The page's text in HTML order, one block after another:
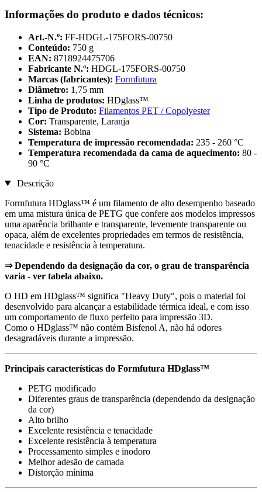
Informações do produto e dados técnicos:
Art.-N.º: FF-HDGL-175FORS-00750
Conteúdo: 750 g
EAN: 8718924475706
Fabricante N.º: HDGL-175FORS-00750
Marcas (fabricantes): Formfutura
Diâmetro: 1,75 mm
Linha de produtos: HDglass™
Tipo de Produto: Filamentos PET / Copolyester
Cor: Transparente, Laranja
Sistema: Bobina
Temperatura de impressão recomendada: 235 - 260 °C
Temperatura recomendada da cama de aquecimento: 80 -
90 °C
Descrição
Formfutura HDglass™ é um filamento de alto desempenho baseado
em uma mistura única de PETG que confere aos modelos impressos
uma aparência brilhante e transparente, levemente transparente ou
opaca, além de excelentes propriedades em termos de resistência,
tenacidade e resistência à temperatura.
⇒ Dependendo da designação da cor, o grau de transparência
varia - ver tabela abaixo.
O HD em HDglass™ significa "Heavy Duty", pois o material foi
desenvolvido para alcançar a estabilidade térmica ideal, e com isso
um comportamento de fluxo perfeito para impressão 3D.
Como o HDglass™ não contém Bisfenol A, não há odores
desagradáveis durante a impressão.
Principais características do Formfutura HDglass™
PETG modificado
Diferentes graus de transparência (dependendo da designação
da cor)
Alto brilho
Excelente resistência e tenacidade
Excelente resistência à temperatura
Processamento simples e inodoro
Melhor adesão de camada
Distorção mínima